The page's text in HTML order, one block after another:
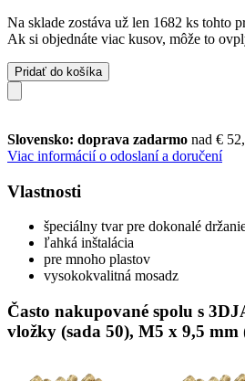
Na sklade zostáva už len 1682 ks tohto
Ak si objednáte viac kusov, môže to
Pridať do košíka
Slovensko: doprava zadarmo nad €
Viac informácií o odoslaní a doručení
Vlastnosti
špeciálny tvar pre dokonalé
ľahká inštalácia
pre mnoho plastov
vysokokvalitná mosadz
Často nakupované spolu s
vložky (sada 50), M5 x 9,5 mm